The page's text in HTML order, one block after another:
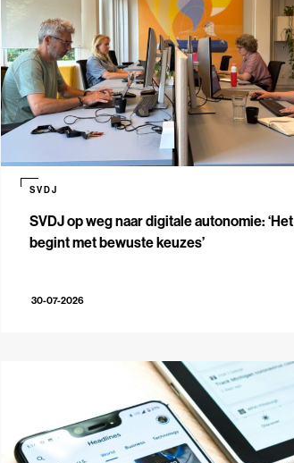
SVDJ op weg naar digitale autonomie: ‘Het
begint met bewuste keuzes’
SVDJ
30-07-2026